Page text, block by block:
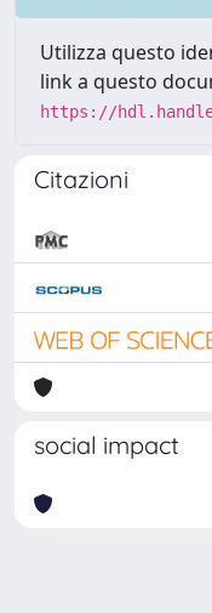
Utilizza questo
link a questo
https://
Citazioni
social impact